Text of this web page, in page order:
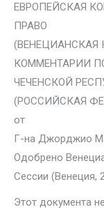
ЕВРОПЕЙСКАЯ
ПРАВО
(ВЕНЕЦИАНСКАЯ
КОММЕНТАРИИ
ЧЕЧЕНСКОЙ
(РОССИЙСКАЯ
от
Г-на Джорджио
Одобрено
Сессии (Венеция,
Этот документа